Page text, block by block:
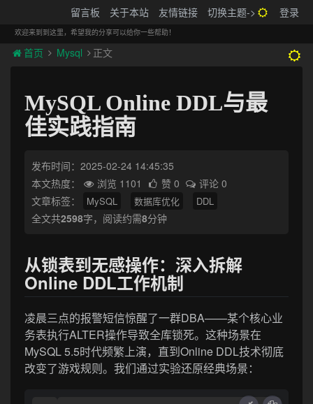
留言板 关于本站 友情链接 切换主题-> 登录
欢迎来到到这里，希望我的分享可以给你一些帮助！
首页 Mysql 正文
MySQL Online DDL与最
佳实践指南
发布时间：2025-02-24 14:45:35
本文热度：
浏览 1101 赞 0
评论 0
文章标签：
MySQL 数据库优化 DDL
全文共2598字，阅读约需8分钟
从锁表到无感操作：深入拆解
Online DDL工作机制
凌晨三点的报警短信惊醒了一群DBA——某个核心业
务表执行ALTER操作导致全库锁死。这种场景在
MySQL 5.5时代频繁上演，直到Online DDL技术彻底
改变了游戏规则。我们通过实验还原经典场景：